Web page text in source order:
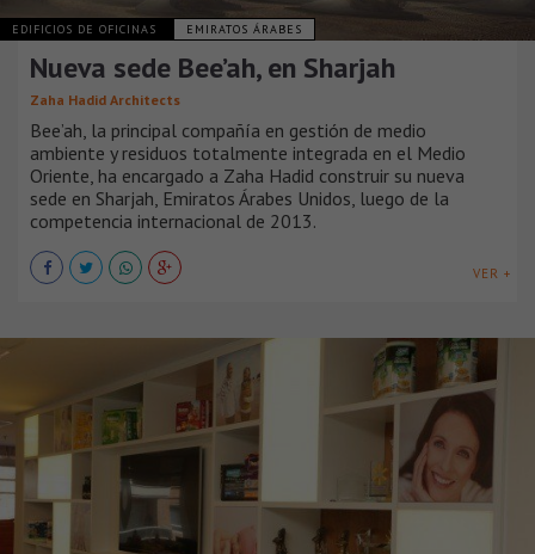
EDIFICIOS DE OFICINAS EMIRATOS ÁRABES
Nueva sede Bee’ah, en Sharjah
Zaha Hadid Architects
Bee’ah, la principal compañía en gestión de medio
ambiente y residuos totalmente integrada en el Medio
Oriente, ha encargado a Zaha Hadid construir su nueva
sede en Sharjah, Emiratos Árabes Unidos, luego de la
competencia internacional de 2013.
VER +